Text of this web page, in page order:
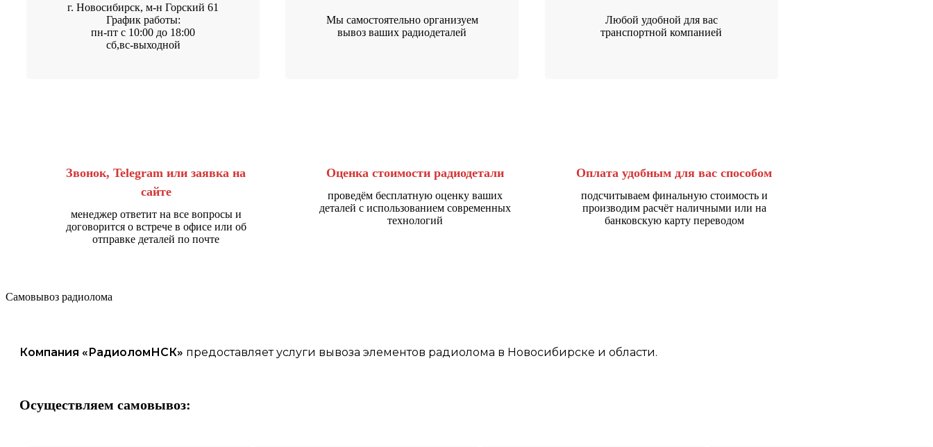
г. Новосибирск, м-н Горский 61
График работы:
пн-пт с 10:00 до 18:00
сб,вс-выходной
Мы самостоятельно организуем
вывоз ваших радиодеталей
Любой удобной для вас
транспортной компанией
Звонок, Telegram или заявка на
сайте
менеджер ответит на все вопросы и
договорится о встрече в офисе или об
отправке деталей по почте
Оценка стоимости радиодетали
проведём бесплатную оценку ваших
деталей с использованием современных
технологий
Оплата удобным для вас способом
подсчитываем финальную стоимость и
производим расчёт наличными или на
банковскую карту переводом
Самовывоз радиолома
Компания «РадиоломНСК» предоставляет услуги вывоза элементов радиолома в Новосибирске и области.
Осуществляем самовывоз: